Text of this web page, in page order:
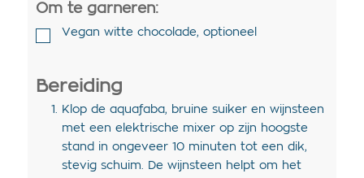
Om te garneren:
Vegan witte chocolade, optioneel
Bereiding
Klop de aquafaba, bruine suiker en wijnsteen
met een elektrische mixer op zijn hoogste
stand in ongeveer 10 minuten tot een dik,
stevig schuim. De wijnsteen helpt om het